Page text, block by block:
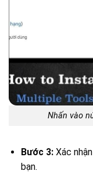
Nhấn vào
Bước 3:Xác
bạn.